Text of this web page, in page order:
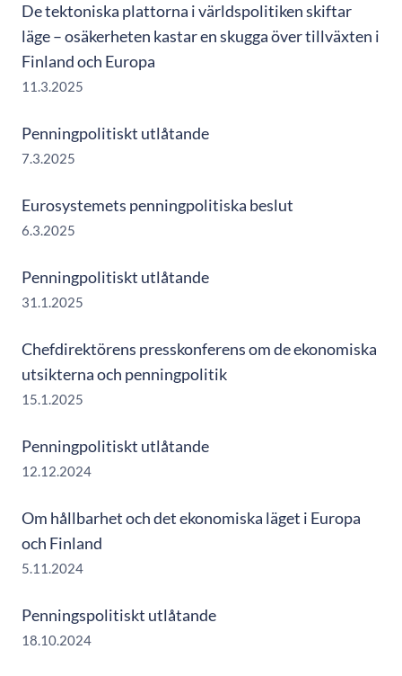
De tektoniska plattorna i världspolitiken skiftar
läge – osäkerheten kastar en skugga över tillväxten i
Finland och Europa
11.3.2025
Penningpolitiskt utlåtande
7.3.2025
Eurosystemets penningpolitiska beslut
6.3.2025
Penningpolitiskt utlåtande
31.1.2025
Chefdirektörens presskonferens om de ekonomiska
utsikterna och penningpolitik
15.1.2025
Penningpolitiskt utlåtande
12.12.2024
Om hållbarhet och det ekonomiska läget i Europa
och Finland
5.11.2024
Penningspolitiskt utlåtande
18.10.2024